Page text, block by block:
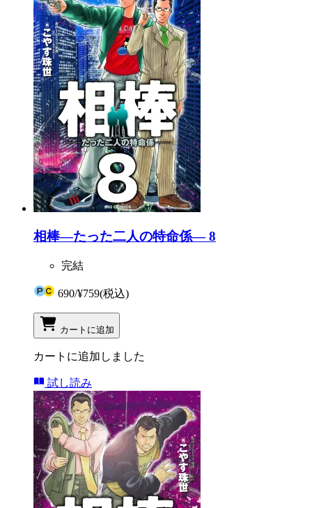
相棒―たった二人の特命係― 8
完結
690/¥759(税込)
カートに追加
カートに追加しました
試し読み